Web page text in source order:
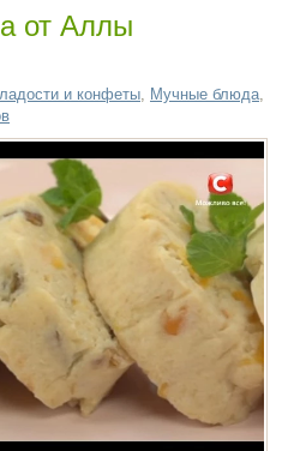
от Аллы
и конфеты Мучные блюда